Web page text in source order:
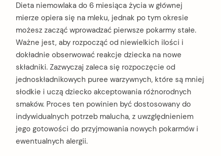
Dieta niemowlaka do 6 miesiąca życia w głównej
mierze opiera się na mleku, jednak po tym okresie
możesz zacząć wprowadzać pierwsze pokarmy stałe.
Ważne jest, aby rozpocząć od niewielkich ilości i
dokładnie obserwować reakcje dziecka na nowe
składniki. Zazwyczaj zaleca się rozpoczęcie od
jednoskładnikowych puree warzywnych, które są mniej
słodkie i uczą dziecko akceptowania różnorodnych
smaków. Proces ten powinien być dostosowany do
indywidualnych potrzeb malucha, z uwzględnieniem
jego gotowości do przyjmowania nowych pokarmów i
ewentualnych alergii.